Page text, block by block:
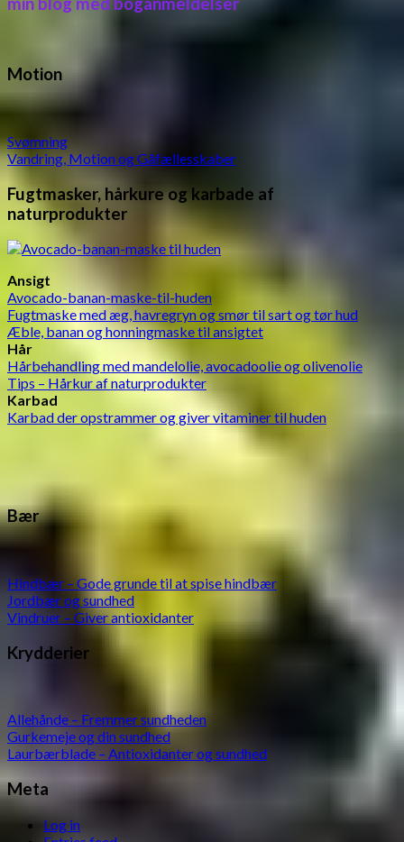
Motion
Svømning
Vandring, Motion og Gåfællesskaber
Fugtmasker, hårkure og karbade af
naturprodukter
Ansigt
Avocado-banan-maske-til-huden
Fugtmaske med æg, havregryn og smør til sart og tør hud
Æble, banan og honningmaske til ansigtet
Hår
Hårbehandling med mandelolie, avocadoolie og olivenolie
Tips – Hårkur af naturprodukter
Karbad
Karbad der opstrammer og giver vitaminer til huden
Bær
Hindbær – Gode grunde til at spise hindbær
Jordbær og sundhed
Vindruer – Giver antioxidanter
Krydderier
Allehånde – Fremmer sundheden
Gurkemeje og din sundhed
Laurbærblade – Antioxidanter og sundhed
Meta
Log in